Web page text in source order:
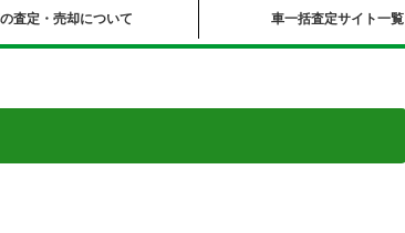
査定・売却について 車一括査定サイト一覧